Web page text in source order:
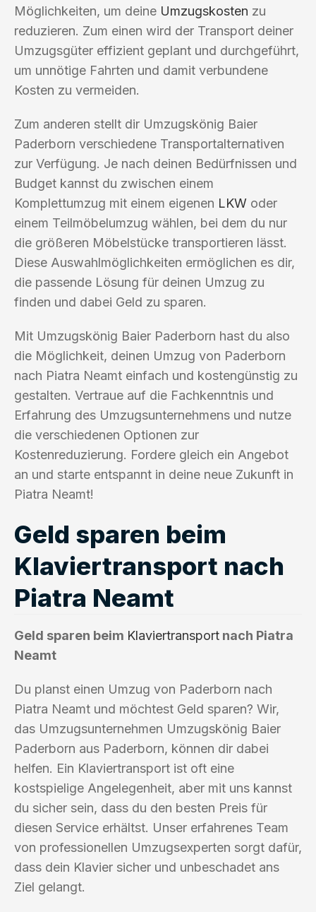
Möglichkeiten, um deine Umzugskosten zu
reduzieren. Zum einen wird der Transport deiner
Umzugsgüter effizient geplant und durchgeführt,
um unnötige Fahrten und damit verbundene
Kosten zu vermeiden.
Zum anderen stellt dir Umzugskönig Baier
Paderborn verschiedene Transportalternativen
zur Verfügung. Je nach deinen Bedürfnissen und
Budget kannst du zwischen einem
Komplettumzug mit einem eigenen LKW oder
einem Teilmöbelumzug wählen, bei dem du nur
die größeren Möbelstücke transportieren lässt.
Diese Auswahlmöglichkeiten ermöglichen es dir,
die passende Lösung für deinen Umzug zu
finden und dabei Geld zu sparen.
Mit Umzugskönig Baier Paderborn hast du also
die Möglichkeit, deinen Umzug von Paderborn
nach Piatra Neamt einfach und kostengünstig zu
gestalten. Vertraue auf die Fachkenntnis und
Erfahrung des Umzugsunternehmens und nutze
die verschiedenen Optionen zur
Kostenreduzierung. Fordere gleich ein Angebot
an und starte entspannt in deine neue Zukunft in
Piatra Neamt!
Geld sparen beim
Klaviertransport nach
Piatra Neamt
Geld sparen beim Klaviertransport nach Piatra
Neamt
Du planst einen Umzug von Paderborn nach
Piatra Neamt und möchtest Geld sparen? Wir,
das Umzugsunternehmen Umzugskönig Baier
Paderborn aus Paderborn, können dir dabei
helfen. Ein Klaviertransport ist oft eine
kostspielige Angelegenheit, aber mit uns kannst
du sicher sein, dass du den besten Preis für
diesen Service erhältst. Unser erfahrenes Team
von professionellen Umzugsexperten sorgt dafür,
dass dein Klavier sicher und unbeschadet ans
Ziel gelangt.